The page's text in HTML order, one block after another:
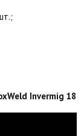
Invermig 185: